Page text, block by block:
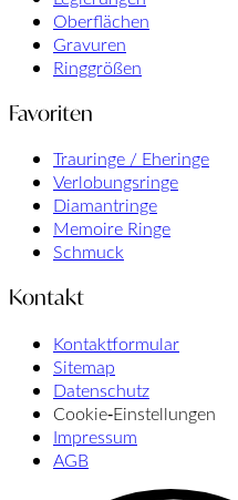
Oberflächen
Gravuren
Ringgrößen
Favoriten
Trauringe / Eheringe
Verlobungsringe
Diamantringe
Memoire Ringe
Schmuck
Kontakt
Kontaktformular
Sitemap
Datenschutz
Cookie‑Einstellungen
Impressum
AGB